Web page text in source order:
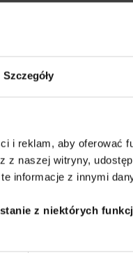
Szczegóły
i reklam, aby oferować
naszej witryny,
informacje z innymi
z niektórych